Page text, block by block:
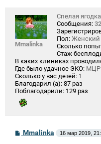
Mmalinka
Спелая ягодка
Сообщения:
Пол: Женский
Сколько
Стаж
В каких клиниках
Где было удачное ЭКО:
Сколько у вас детей: 1
Благодарил (а): 87 раз
Поблагодарили: 129 раз
СMmalinka 16 мар 2019,